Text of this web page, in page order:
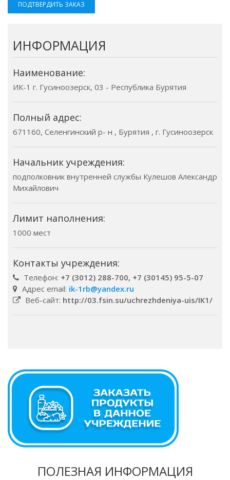
ПОДТВЕРДИТЬ ЗАКАЗ
ИНФОРМАЦИЯ
Наименование:
ИК-1 г. Гусиноозерск, 03 - Республика Бурятия
Полный адрес:
671160, Селенгинский р- н , Бурятия , г. Гусиноозерск
Начальник учреждения:
подполковник внутренней службы Кулешов Александр
Михайлович
Лимит наполнения:
1000 мест
Контакты учреждения:
Телефон: +7 (3012) 288-700, +7 (30145) 95-5-07
Адрес email: ik-1rb@yandex.ru
Веб-сайт: http://03.fsin.su/uchrezhdeniya-uis/IK1/
ПОЛЕЗНАЯ ИНФОРМАЦИЯ